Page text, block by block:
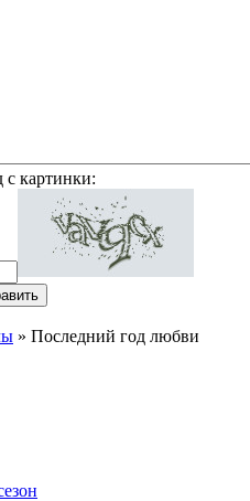
с картинки:
» Последний год любви